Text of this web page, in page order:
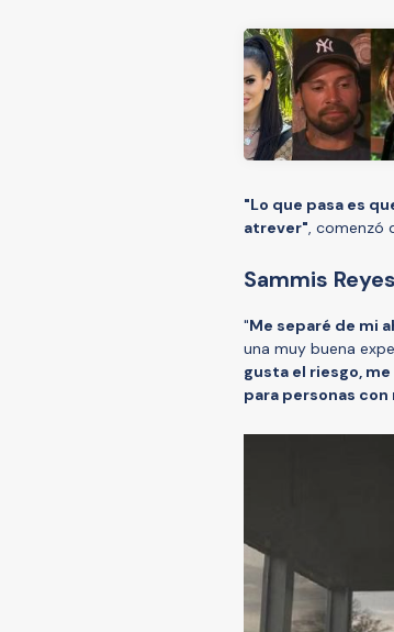
"Lo que pasa es
atrever", comenzó
Sammis
"Me separé de mi
una muy buena
gusta el riesgo,
para personas